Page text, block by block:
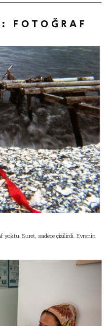
FOTOĞRAF
yoktu. Suret, sadece çizilirdi. Evrenin